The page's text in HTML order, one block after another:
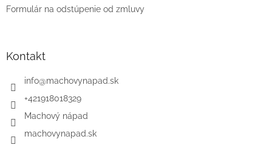
Formulár na odstúpenie od zmluvy
Kontakt
info@machovynapad.sk
+421918018329
Machový nápad
machovynapad.sk